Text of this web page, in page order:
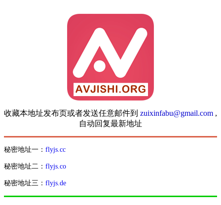
收藏本地址发布页或者发送任意邮件到 zuixinfabu@gmail.com ,
自动回复最新地址
秘密地址一： flyjs.cc
秘密地址二： flyjs.co
秘密地址三： flyjs.de